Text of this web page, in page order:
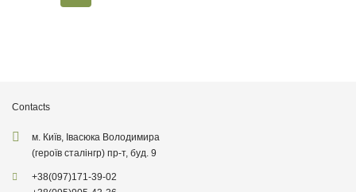
Contacts
м. Київ, Івасюка Володимира
(героїв сталінгр) пр-т, буд. 9
+38(097)171-39-02